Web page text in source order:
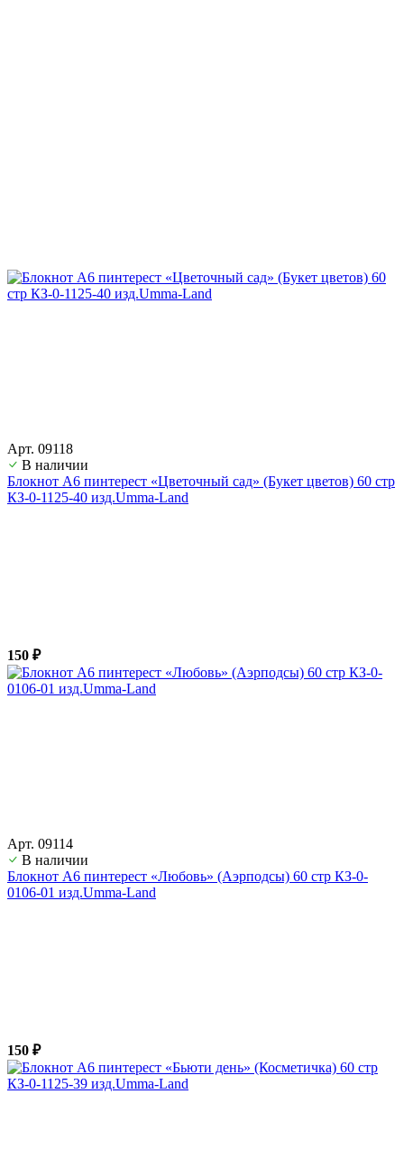
Арт. 09118
В наличии
Блокнот А6 пинтерест «Цветочный сад» (Букет цветов) 60 стр
КЗ-0-1125-40 изд.Umma-Land
150 ₽
Арт. 09114
В наличии
Блокнот А6 пинтерест «Любовь» (Аэрподсы) 60 стр КЗ-0-
0106-01 изд.Umma-Land
150 ₽